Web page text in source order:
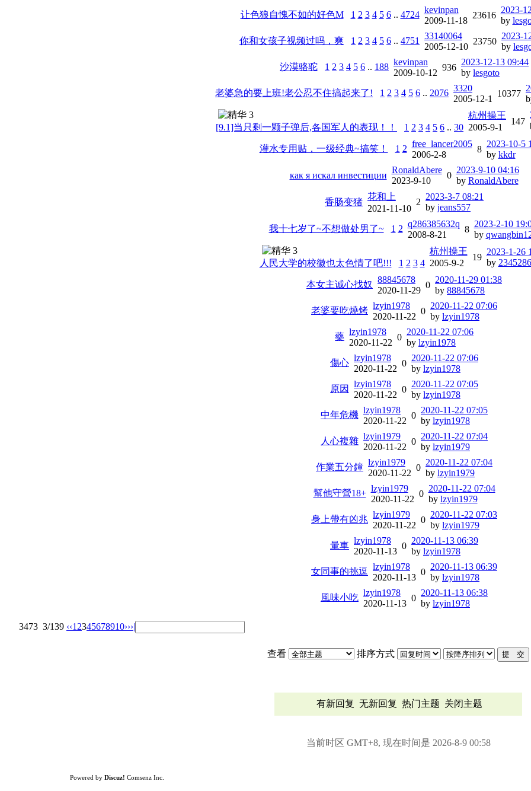
让色狼自愧不如的好色M
1 2 3 4 5 6.. 4724 kevinpan
2009-11-18
23616
2023-
by
你和女孩子视频过吗，爽
1 2 3 4 5 6 .. 4751
33140064
2005-12-10
23750
2023-
by
沙漠骆驼
1 2 3 4 5 6 .. 188 kevinpan
2009-10-12
936
2023-12-13 09:44
by lesgoto
老婆急的要上班!老公忍不住搞起来了!
1 2 3 4 5 6 .. 2076 3320
2005-12-1
10377
[9.1]当只剩一颗子弹后,各国军人的表现！！ 1 2 3 4 5 6 .. 30
杭州操王
2005-9-1
147
灌水专用贴，一级经典~搞笑！ 1 2 free_lancer2005
2006-2-8
8
2023-10-5
by kkdr
как я искал инвестиции
RonaldAbere
2023-9-10
0
2023-9-10 04:16
by RonaldAbere
香肠变猪
花和上
2021-11-10
2
2023-3-7 08:21
by jeans557
我十七岁了~不想做处男了~ 1 2 q286385632q
2008-8-21
8
2023-2-10
by
人民大学的校徽也太色情了吧!!! 1 2 3 4
杭州操王
2005-9-2
19
2023-1-26
by
本女主诚心找奴 88845678
2020-11-29
0
2020-11-29 01:38
by 88845678
老婆要吃燒烤 lzyin1978
2020-11-22
0
2020-11-22 07:06
by lzyin1978
藥 lzyin1978
2020-11-22
0
2020-11-22 07:06
by lzyin1978
傷心 lzyin1978
2020-11-22
0
2020-11-22 07:06
by lzyin1978
原因
lzyin1978
2020-11-22
0
2020-11-22 07:05
by lzyin1978
中年危機 lzyin1978
2020-11-22
0
2020-11-22 07:05
by lzyin1978
人心複雜 lzyin1979
2020-11-22
0
2020-11-22 07:04
by lzyin1979
作業五分鐘 lzyin1979
2020-11-22
0
2020-11-22 07:04
by lzyin1979
幫他守營18+ lzyin1979
2020-11-22
0
2020-11-22 07:04
by lzyin1979
身上帶有凶兆 lzyin1979
2020-11-22
0
2020-11-22 07:03
by lzyin1979
暈車 lzyin1978
2020-11-13
0
2020-11-13 06:39
by lzyin1978
女同事的挑逗 lzyin1978
2020-11-13
0
2020-11-13 06:39
by lzyin1978
風味小吃 lzyin1978
2020-11-13
0
2020-11-13 06:38
by lzyin1978
3473 3/139 ‹‹1 2345678910›››|
查看 排序方式
有新回复 无新回复 热门主题 关闭主题
当前时区 GMT+8, 现在时间是 2026-8-9 00:58
Powered by Discuz! Comsenz Inc.